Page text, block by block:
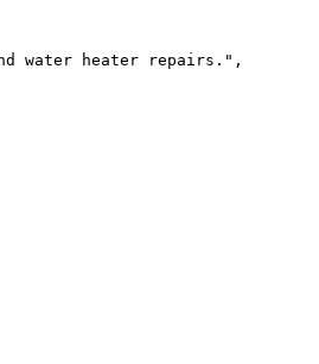
water heater repairs.",